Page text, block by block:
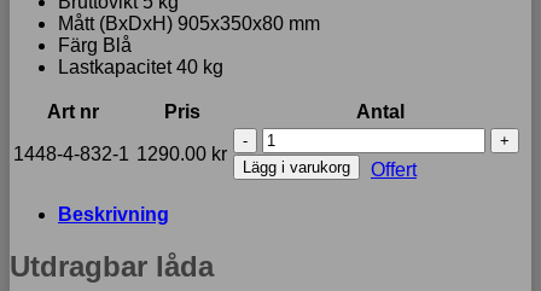
Mått (BxDxH) 905x350x80 mm
Färg Blå
Lastkapacitet 40 kg
Art nr Pris Antal
1448-4-832-1 1290.00 kr
Utdragbar
låda
LD
Lägg i varukorg Offert
Beskrivning
Utdragbar låda